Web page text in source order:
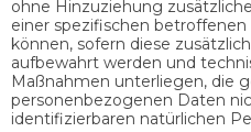
ohne Hinzuziehung
einer spezifischen
können, sofern diese
aufbewahrt werden und
Maßnahmen unterliegen, die
personenbezogenen Daten
identifizierbaren natürlichen